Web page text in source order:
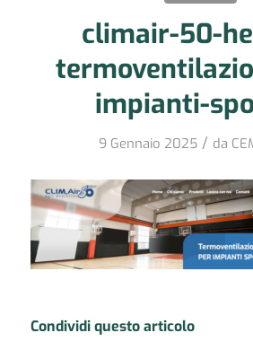
climair-50-
impianti-
9 Gennaio 2025 / da
Condividi questo articolo